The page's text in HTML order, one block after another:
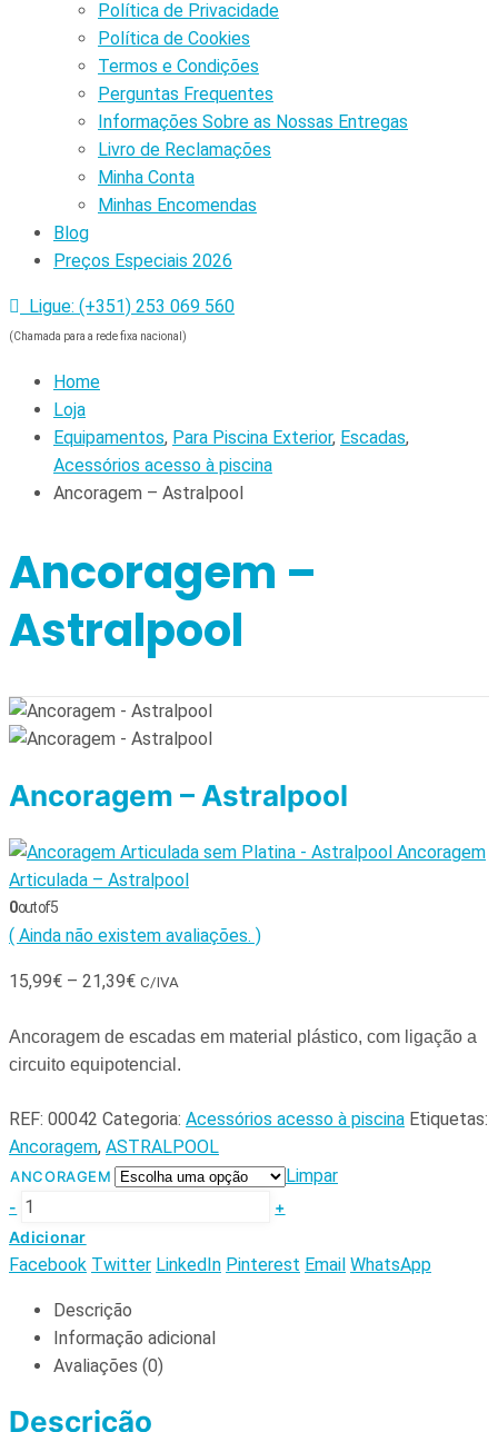
Política de Privacidade
Política de Cookies
Termos e Condições
Perguntas Frequentes
Informações Sobre as Nossas Entregas
Livro de Reclamações
Minha Conta
Minhas Encomendas
Blog
Preços Especiais 2026
Ligue: (+351) 253 069 560
(Chamada para a rede fixa nacional)
Home
Loja
Equipamentos, Para Piscina Exterior, Escadas,
Acessórios acesso à piscina
Ancoragem – Astralpool
Ancoragem –
Astralpool
Ancoragem – Astralpool
Ancoragem
Articulada – Astralpool
0out of 5
( Ainda não existem avaliações. )
15,99€ – 21,39€ C/IVA
Ancoragem de escadas em material plástico, com ligação a
circuito equipotencial.
REF: 00042 Categoria: Acessórios acesso à piscina Etiquetas:
Ancoragem, ASTRALPOOL
ANCORAGEM Limpar
-
+
Adicionar
Facebook Twitter LinkedIn Pinterest Email WhatsApp
Descrição
Informação adicional
Avaliações (0)
Descrição